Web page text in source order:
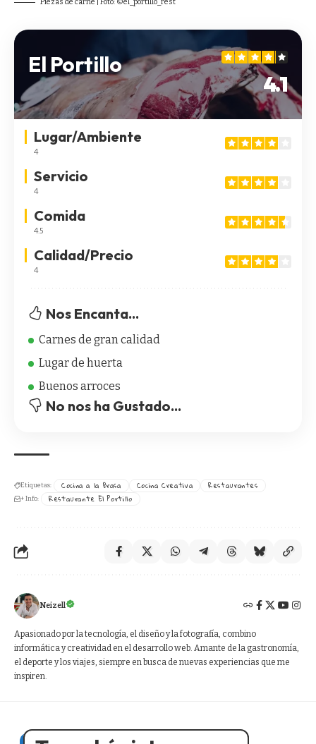
Piezas de carne | Foto: ©el_portillo_rest
El Portillo
4.1
Lugar/Ambiente
4
Servicio
4
Comida
4.5
Calidad/Precio
4
Nos Encanta...
Carnes de gran calidad
Lugar de huerta
Buenos arroces
No nos ha Gustado...
Etiquetas: Cocina a la Brasa Cocina Creativa Restaurantes
+ Info: Restaurante El Portillo
Neizell
Apasionado por la tecnología, el diseño y la fotografía, combino
informática y creatividad en el desarrollo web. Amante de la gastronomía,
el deporte y los viajes, siempre en busca de nuevas experiencias que me
inspiren.